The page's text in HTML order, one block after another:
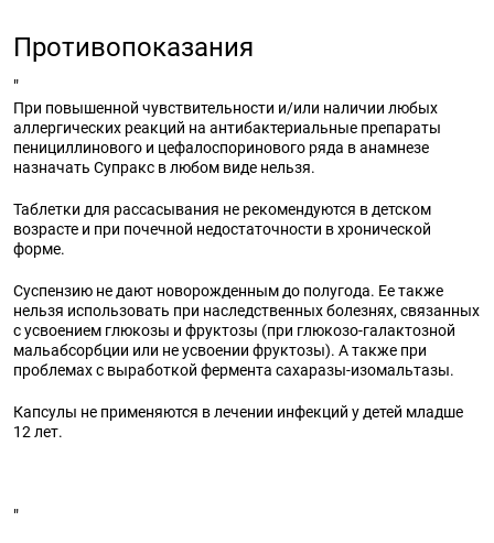
Противопоказания
"
При повышенной чувствительности и/или наличии любых
аллергических реакций на антибактериальные препараты
пенициллинового и цефалоспоринового ряда в анамнезе
назначать Супракс в любом виде нельзя.
Таблетки для рассасывания не рекомендуются в детском
возрасте и при почечной недостаточности в хронической
форме.
Суспензию не дают новорожденным до полугода. Ее также
нельзя использовать при наследственных болезнях, связанных
с усвоением глюкозы и фруктозы (при глюкозо-галактозной
мальабсорбции или не усвоении фруктозы). А также при
проблемах с выработкой фермента сахаразы-изомальтазы.
Капсулы не применяются влечении инфекций у детей младше
12 лет.
"